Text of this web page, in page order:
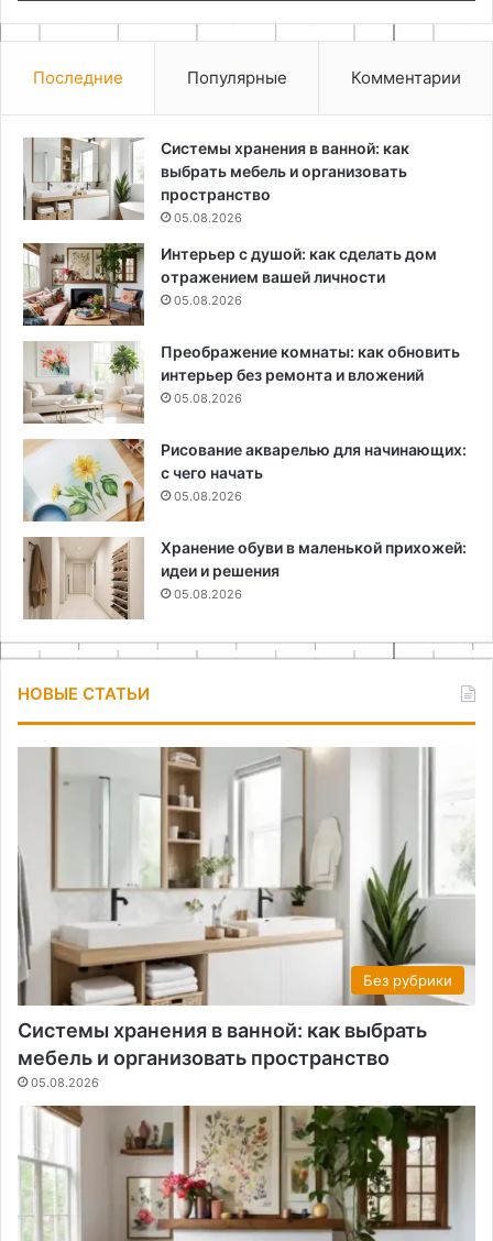
Последние Популярные Комментарии
Системы хранения в ванной: как
выбрать мебель и организовать
пространство
05.08.2026
Интерьер с душой: как сделать дом
отражением вашей личности
05.08.2026
Преображение комнаты: как обновить
интерьер без ремонта и вложений
05.08.2026
Рисование акварелью для начинающих:
с чего начать
05.08.2026
Хранение обуви в маленькой прихожей:
идеи и решения
05.08.2026
НОВЫЕ СТАТЬИ
Без рубрики
Системы хранения в ванной: как выбрать
мебель и организовать пространство
05.08.2026